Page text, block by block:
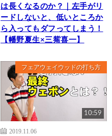
は長くなるのか？｜左手がリ
ードしないと、低いところか
ら入ってもダフってしまう！
【幡野夏生×三觜喜一】
フェアウェイウッドの打ち方
10:59
2019.11.06